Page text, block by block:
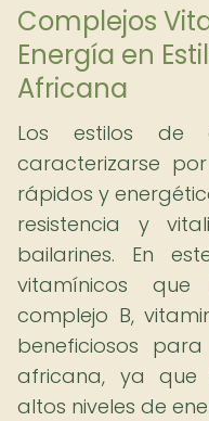
Complejos
Energía en
Africana
Los estilos de
caracterizarse
rápidos y
resistencia y
bailarines. En
vitamínicos que
complejo B,
beneficiosos
africana, ya que
altos niveles de